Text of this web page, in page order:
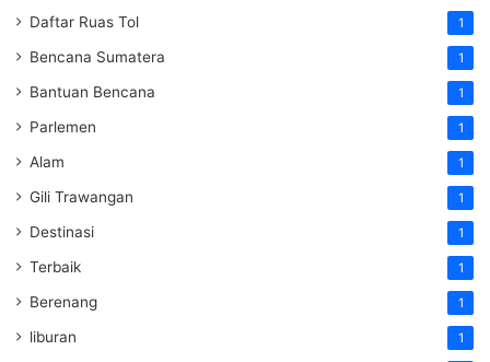
Daftar Ruas Tol 1
Bencana Sumatera 1
Bantuan Bencana 1
Parlemen 1
Alam 1
Gili Trawangan 1
Destinasi 1
Terbaik 1
Berenang 1
liburan 1